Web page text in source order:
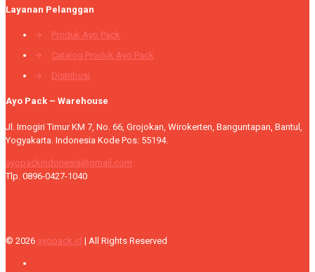
Layanan Pelanggan
→
Produk Ayo Pack
→
Catalog Produk Ayo Pack
→
Distribusi
Ayo Pack – Warehouse
Jl. Imogiri Timur KM 7, No. 66, Grojokan, Wirokerten, Banguntapan, Bantul,
Yogyakarta. Indonesia Kode Pos: 55194.
ayopackindonesia@gmail.com
Tlp. 0896-0427-1040
© 2026 ayopack.id | All Rights Reserved